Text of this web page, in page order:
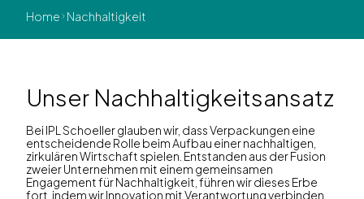
Home Nachhaltigkeit
Unser Nachhaltigkeitsansatz
Bei IPL Schoeller glauben wir, dass Verpackungen eine
entscheidende Rolle beim Aufbau einer nachhaltigen,
zirkulären Wirtschaft spielen. Entstanden aus der Fusion
zweier Unternehmen mit einem gemeinsamen
Engagement für Nachhaltigkeit, führen wir dieses Erbe
fort, indem wir Innovation mit Verantwortung verbinden.